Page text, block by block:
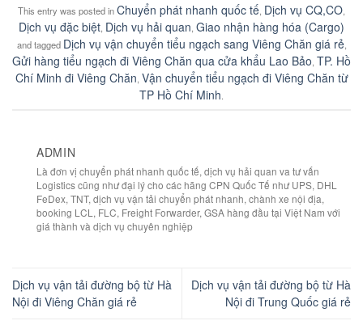
This entry was posted inChuyển phát nhanh quốc tế Dịch vụ CQ,CO
Dịch vụ đặc biệt Dịch vụ hải quan Giao nhận hàng hóa (Cargo)
and tagged Dịch vụ vận chuyển tiểu ngạch sang Viêng Chăn giá rẻ,
Gửi hàng tiểu ngạch đi Viêng Chăn qua cửa khẩu Lao Bảo TP. Hồ
Chí Minh đi Viêng Chăn Vận chuyển tiểu ngạch đi Viêng Chăn từ
TP Hồ Chí Minh
ADMIN
Là đơn vị chuyển phát nhanh quốc tế, dịch vụ hải quan va tư vấn
Logistics cũng như đại lý cho các hãng CPN Quốc Tế như UPS, DHL
FeDex, TNT, dịch vụ vận tải chuyển phát nhanh, chành xe nội địa,
booking LCL, FLC, Freight Forwarder, GSA hàng đầu tại Việt Nam với
giá thành và dịch vụ chuyên nghiệp
Dịch vụ vận tải đường bộ từ Hà
Nội đi Viêng Chăn giá rẻ
Dịch vụ vận tải đường bộ từ Hà
Nội đi Trung Quốc giá rẻ